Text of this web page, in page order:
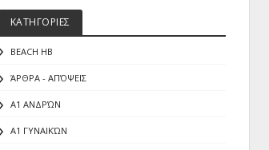
ΚΑΤΗΓΟΡΙΕΣ
BEACH HB
ΆΡΘΡΑ - ΑΠΌΨΕΙΣ
Α1 ΑΝΔΡΏΝ
Α1 ΓΥΝΑΙΚΏΝ